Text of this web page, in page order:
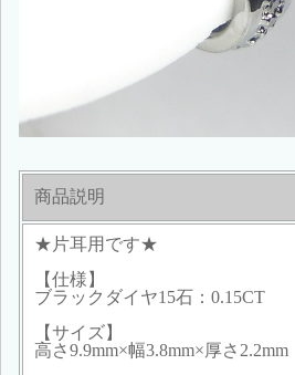
商品説明
★片耳用です★
【仕様】
ブラックダイヤ15石：0.15CT
【サイズ】
高さ9.9mm×幅3.8mm×厚さ2.2mm